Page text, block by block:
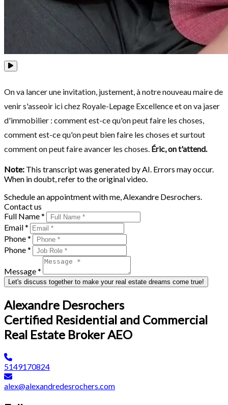
On va lancer une invitation, justement, à notre nouveau maire de
venir s'asseoir ici chez Royale-Lepage Excellence et on va jaser
d'immobilier : comment est-ce qu'on peut faire les choses,
comment est-ce qu'on peut bien faire les choses et surtout
comment on peut faire avancer les choses. Éric, on t'attend.
Note: This transcript was generated by AI. Errors may occur.
When in doubt, refer to the original video.
Schedule an appointment with me, Alexandre Desrochers.
Contact us
Full Name *
Email *
Phone *
Phone *
Message *
Let's discuss together to make your real estate dreams come true!
Alexandre Desrochers
Certified Residential and Commercial
Real Estate Broker AEO
5149170824
alex@alexandredesrochers.com